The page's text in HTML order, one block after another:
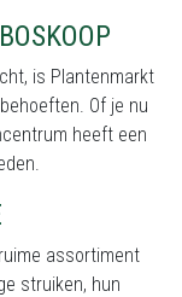
is Plantenmarkt
Of je nu
heeft een
assortiment
struiken, hun